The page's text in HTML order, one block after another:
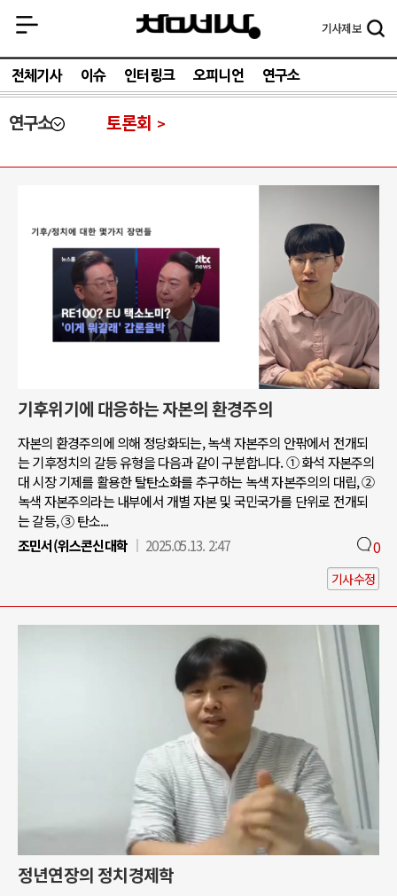
기사제보
전체기사 이슈 인터링크 오피니언 연구소
연구소 토론회
기후위기에 대응하는 자본의 환경주의
자본의 환경주의에 의해 정당화되는, 녹색 자본주의 안팎에서 전개되
는 기후정치의 갈등 유형을 다음과 같이 구분합니다. ① 화석 자본주의
대 시장 기제를 활용한 탈탄소화를 추구하는 녹색 자본주의의 대립, ②
녹색 자본주의라는 내부에서 개별 자본 및 국민국가를 단위로 전개되
는 갈등, ③ 탄소...
조민서(위스콘신대학
2025.05.13. 2:47 0
기사수정
정년연장의 정치경제학